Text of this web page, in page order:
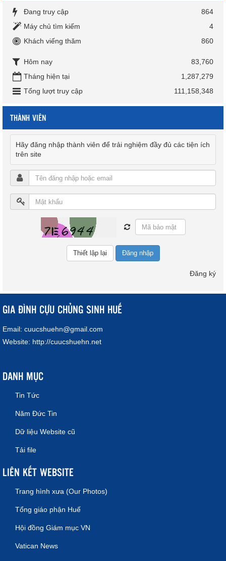
Đang truy cập
864
Máy chủ tìm kiếm
4
Khách viếng thăm
860
Hôm nay
83,760
Tháng hiện tại
1,287,279
Tổng lượt truy cập
111,158,348
THÀNH VIÊN
Hãy đăng nhập thành viên để trải nghiệm đầy đủ các tiện ích
trên site
Đăng nhập
Đăng ký
GIA ĐÌNH CỰU CHỦNG SINH HUẾ
Email: cuucshuehn@gmail.com
Website: http://cuucshuehn.net
DANH MỤC
Tin Tức
Năm Đức Tin
Dữ liệu Website cũ
Tải file
LIÊN KẾT WEBSITE
Trang hình xưa (Our Photos)
Tổng giáo phận Huế
Hội đồng Giám mục VN
Vatican News